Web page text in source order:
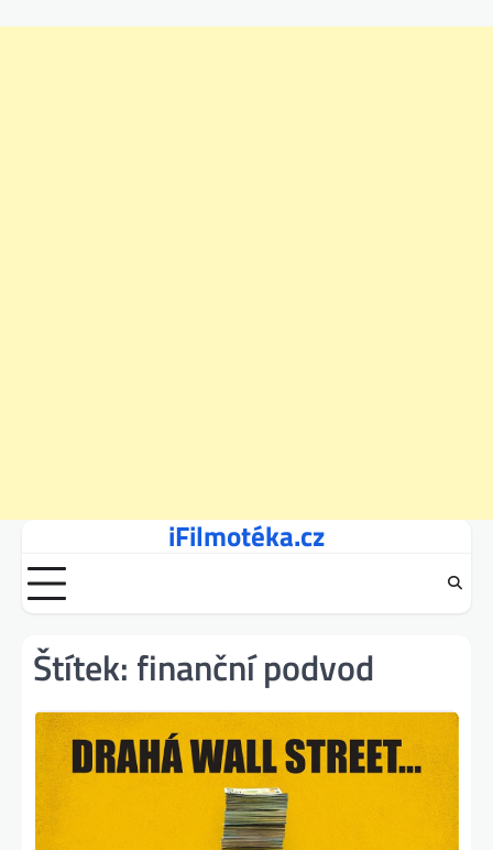
content
iFilmotéka.cz
Štítek: finanční podvod